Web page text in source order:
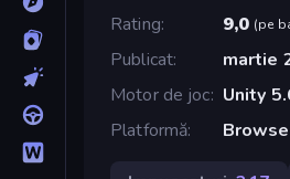
Rating
9,0 (pe
Publicat
martie
Motor de joc Unity
Platformă